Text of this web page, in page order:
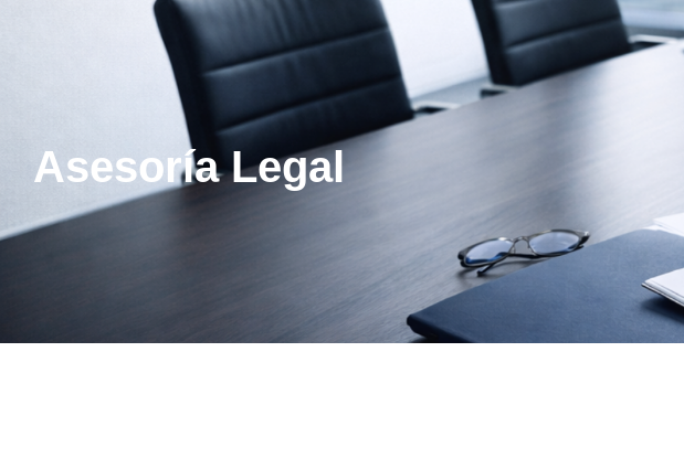
Asesoría Legal